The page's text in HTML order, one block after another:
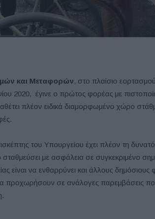
και Μεταφορών, στο πλαίσιο
2020, έγινε ο πρώτος φορέας με
πλέον ειδικά διαμορφωμένο χώρο
του Υπουργείου έχει πλέον τη
με ασφάλεια σε συγκεκριμένο
είναι να ενθαρρύνει και άλλους δημόσιους
να προχωρήσουν σε ανάλογες παρεμβάσεις